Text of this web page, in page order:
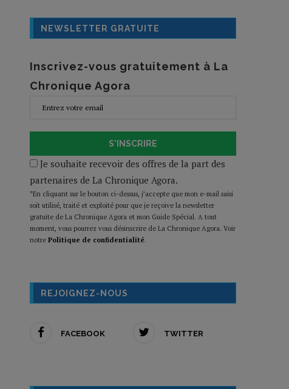
NEWSLETTER GRATUITE
Inscrivez-vous gratuitement à La
Chronique Agora
S'INSCRIRE
Je souhaite recevoir des offres de la part des
partenaires de La Chronique Agora.
*En cliquant sur le bouton ci-dessus, j’accepte que mon e-mail saisi
soit utilisé, traité et exploité pour que je reçoive la newsletter
gratuite de La Chronique Agora et mon Guide Spécial. A tout
moment, vous pourrez vous désinscrire de La Chronique Agora. Voir
notre Politique de confidentialité.
REJOIGNEZ-NOUS
FACEBOOK TWITTER